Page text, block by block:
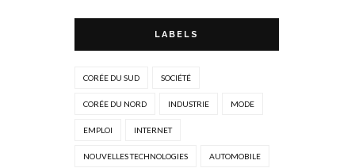
LABELS
CORÉE DU SUD SOCIÉTÉ
CORÉE DU NORD INDUSTRIE MODE
EMPLOI INTERNET
NOUVELLES TECHNOLOGIES AUTOMOBILE